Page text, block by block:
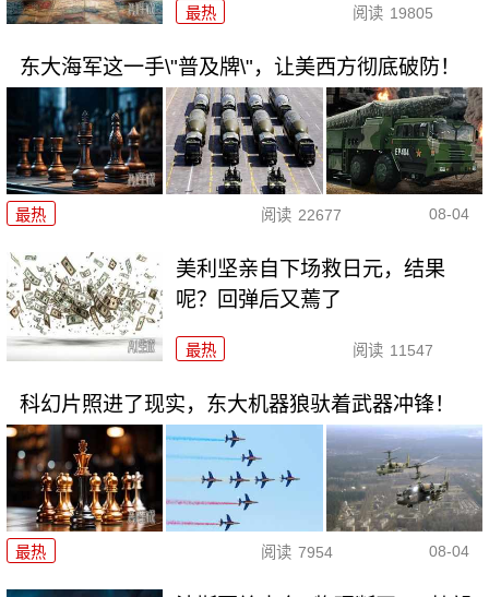
最热 阅读 19805
东大海军这一手\"普及牌\"，让美西方彻底破防！
最热 阅读 22677 08-04
美利坚亲自下场救日元，结果
呢？回弹后又蔫了
最热 阅读 11547
科幻片照进了现实，东大机器狼驮着武器冲锋！
最热 阅读 7954 08-04